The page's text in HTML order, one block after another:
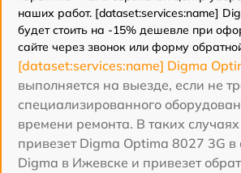
наших работ. [dataset:services:name]
будет стоить на -15% дешевле при
сайте через звонок или форму
[dataset:services:name] Digma
выполняется на выезде, если не
специализированного
времени ремонта. В таких
привезет Digma Optima 8027 3G
Digma в Ижевске и привезет